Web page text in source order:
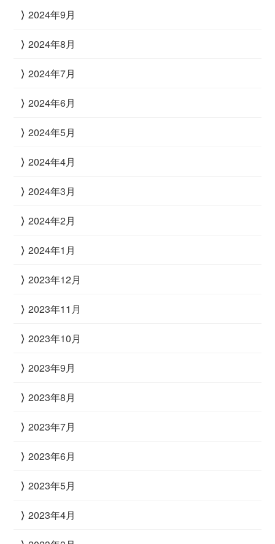
2024年9月
2024年8月
2024年7月
2024年6月
2024年5月
2024年4月
2024年3月
2024年2月
2024年1月
2023年12月
2023年11月
2023年10月
2023年9月
2023年8月
2023年7月
2023年6月
2023年5月
2023年4月